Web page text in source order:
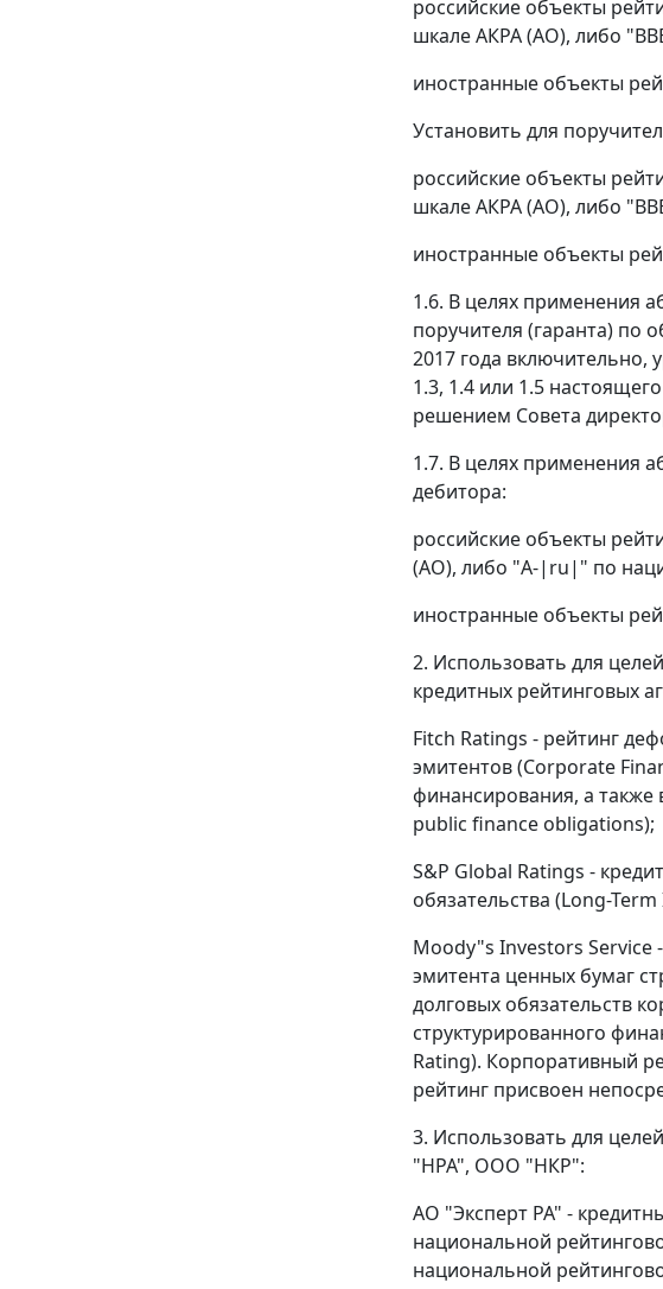
российские объекты
шкале АКРА (АО), либо
иностранные объекты
Установить для
российские объекты
шкале АКРА (АО), либо
иностранные объекты
1.6. В целях применения
поручителя (гаранта) по
2017 года включительно,
1.3, 1.4 или 1.5
решением Совета
1.7. В целях применения
дебитора:
российские объекты
(АО), либо "A-|ru|" по
иностранные объекты
2. Использовать для
кредитных рейтинговых
Fitch Ratings - рейтинг
эмитентов (Corporate
финансирования, а
public finance obligations);
S&P Global Ratings -
обязательства (Long-
Moody"s Investors Service
эмитента ценных бумаг
долговых обязательств
структурированного
Rating). Корпоративный
рейтинг присвоен
3. Использовать для
"НРА", ООО "НКР":
АО "Эксперт РА" -
национальной
национальной